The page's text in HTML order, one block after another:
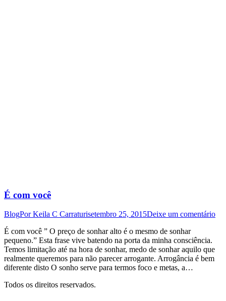
É com você
BlogPorKeila C Carraturisetembro 25, 2015Deixe um comentário
É com você ” O preço de sonhar alto é o mesmo de sonhar
pequeno.” Esta frase vive batendo na porta da minha consciência.
Temos limitação até na hora de sonhar, medo de sonhar aquilo que
realmente queremos para não parecer arrogante. Arrogância é bem
diferente disto O sonho serve para termos foco e metas, a…
Todos os direitos reservados.